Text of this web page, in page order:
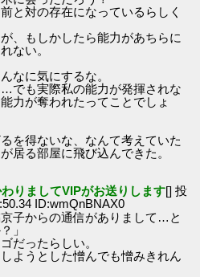
と対の存在になっているらしく
、もしかしたら能力があちらに
ない。
なに気にするな。
…でも実際私の能力が発揮されな
力が奪われたってことでしょ
を得ないな、なんて考えていた
居る部屋に飛び込んできた。
りましてVIPがお送りします[] 投
ID:wmQnBNAX0
京子からの通信がありまして…と
」
だったらしい。
ようとした憎んでも憎みきれん